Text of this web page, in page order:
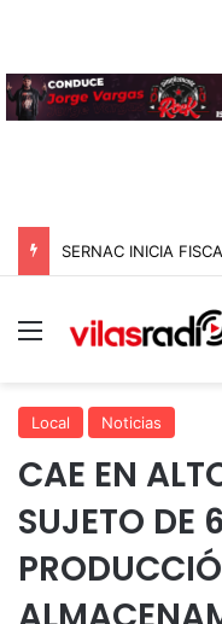
Menú
Local Noticias
CAE EN
SUJETO DE